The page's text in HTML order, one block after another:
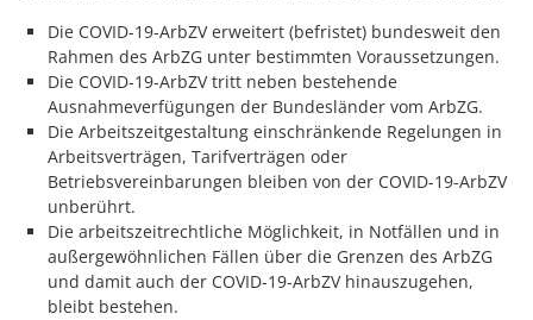
Die COVID-19-ArbZV erweitert (befristet) bundesweit den
Rahmen des ArbZG unter bestimmten Voraussetzungen.
Die COVID-19-ArbZV tritt neben bestehende
Ausnahmeverfügungen der Bundesländer vom ArbZG.
Die Arbeitszeitgestaltung einschränkende Regelungen in
Arbeitsverträgen, Tarifverträgen oder
Betriebsvereinbarungen bleiben von der COVID-19-ArbZV
unberührt.
Die arbeitszeitrechtliche Möglichkeit, in Notfällen und in
außergewöhnlichen Fällen über die Grenzen des ArbZG
und damit auch der COVID-19-ArbZV hinauszugehen,
bleibt bestehen.